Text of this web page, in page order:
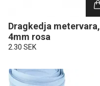
Dragkedja metervara,
4mm rosa
2.30 SEK